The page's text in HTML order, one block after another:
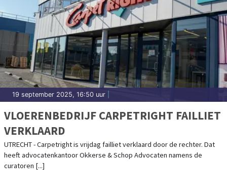
19 september 2025, 16:50 uur
VLOERENBEDRIJF CARPETRIGHT FAILLIET
VERKLAARD
UTRECHT - Carpetright is vrijdag failliet verklaard door de rechter. Dat
heeft advocatenkantoor Okkerse & Schop Advocaten namens de
curatoren [...]